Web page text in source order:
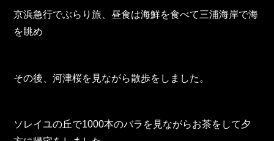
World Parts Co., Ltd.
TOHO Group News
京浜急行でぶらり旅、昼食は海鮮を食べて三浦海岸で海
を眺め
その後、河津桜を見ながら散歩をしました。
ソレイユの丘で1000本のバラを見ながらお茶をして夕